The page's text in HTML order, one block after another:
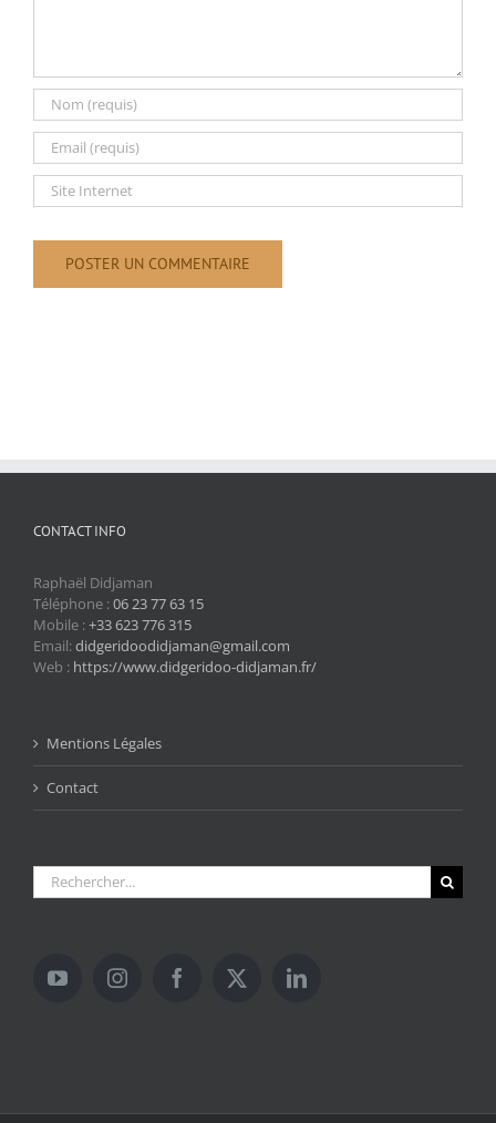
CONTACT INFO
Raphaël Didjaman
Téléphone :06 23 77 63 15
Mobile :+33 623 776 315
Email:didgeridoodidjaman@gmail.com
Web : https://www.didgeridoo-didjaman.fr/
Mentions Légales
Contact
Rechercher: